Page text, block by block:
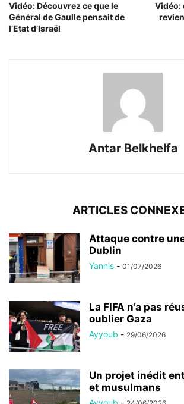
Vidéo: Découvrez ce que le
Général de Gaulle pensait de
l’Etat d’Israël
Vidéo:
Antar Belkhelfa
ARTICLES
Attaque contre
Dublin
Yannis - 01/07/2026
La FIFA n’a pas
oublier Gaza
Ayyoub - 29/06/2026
Un projet inédit
et musulmans